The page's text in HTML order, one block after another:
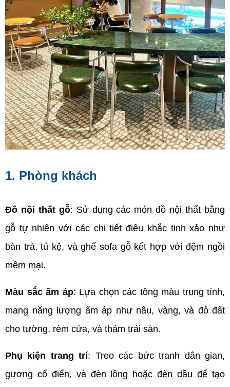
1. Phòng khách
Đồ nội thất gỗ: Sử dụng các món đồ nội thất bằng
gỗ tự nhiên với các chi tiết điêu khắc tinh xảo như
bàn trà, tủ kệ, và ghế sofa gỗ kết hợp với đệm ngồi
mềm mại.
Màu sắc ấm áp: Lựa chọn các tông màu trung tính,
mang năng lượng ấm áp như nâu, vàng, và đỏ đất
cho tường, rèm cửa, và thảm trải sàn.
Phụ kiện trang trí: Treo các bức tranh dân gian,
gương cổ điển, và đèn lồng hoặc đèn dầu để tạo